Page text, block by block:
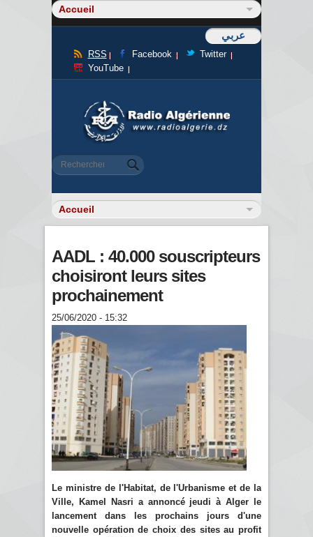
عربي
RSS Facebook
Twitter
YouTube
Formulaire de recherche
Rechercher
AADL : 40.000 souscripteurs
choisiront leurs sites
prochainement
25/06/2020 - 15:32
Le ministre de l'Habitat, de l'Urbanisme et de la
Ville, Kamel Nasri a annoncé jeudi à Alger le
lancement dans les prochains jours d'une
nouvelle opération de choix des sites au profit